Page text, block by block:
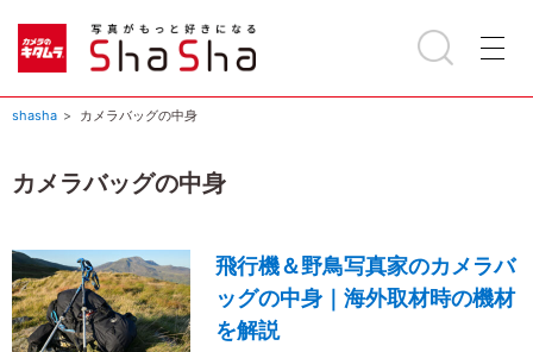
shasha カメラバッグの中身
カメラバッグの中身
飛行機＆野鳥写真家のカメラバ
ッグの中身｜海外取材時の機材
を解説